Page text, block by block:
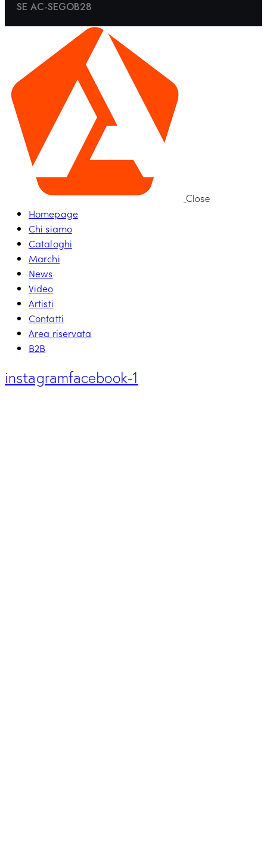
SE AC-SEGOB28
Close
Homepage
Chi siamo
Cataloghi
Marchi
News
Video
Artisti
Contatti
Area riservata
B2B
instagramfacebook-1